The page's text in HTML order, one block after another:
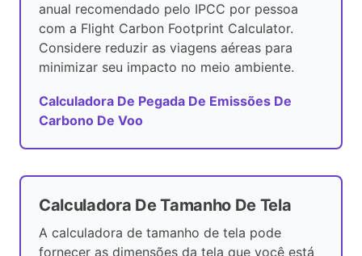
anual recomendado pelo IPCC por pessoa
com a Flight Carbon Footprint Calculator.
Considere reduzir as viagens aéreas para
minimizar seu impacto no meio ambiente.
Calculadora De Pegada De Emissões De
Carbono De Voo
Calculadora De Tamanho De Tela
A calculadora de tamanho de tela pode
fornecer as dimensões da tela que você está